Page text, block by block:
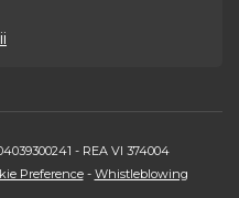
- REA VI 374004
Preference- Whistleblowing